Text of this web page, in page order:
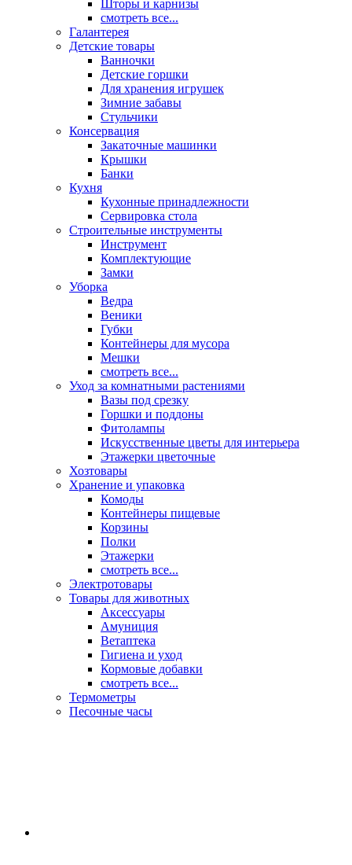
Шторы и карнизы
смотреть все...
Галантерея
Детские товары
Ванночки
Детские горшки
Для хранения игрушек
Зимние забавы
Стульчики
Консервация
Закаточные машинки
Крышки
Банки
Кухня
Кухонные принадлежности
Сервировка стола
Строительные инструменты
Инструмент
Комплектующие
Замки
Уборка
Ведра
Веники
Губки
Контейнеры для мусора
Мешки
смотреть все...
Уход за комнатными растениями
Вазы под срезку
Горшки и поддоны
Фитолампы
Искусственные цветы для интерьера
Этажерки цветочные
Хозтовары
Хранение и упаковка
Комоды
Контейнеры пищевые
Корзины
Полки
Этажерки
смотреть все...
Электротовары
Товары для животных
Аксессуары
Амуниция
Ветаптека
Гигиена и уход
Кормовые добавки
смотреть все...
Термометры
Песочные часы